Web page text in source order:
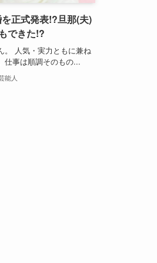
正式発表!?旦那(夫)
できた!?
。 人気・実力ともに兼ね
仕事は順調そのもの...
能人